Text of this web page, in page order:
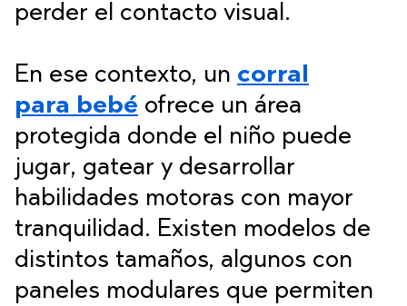
perder el contacto visual.
En ese contexto, un corral
para bebé ofrece un área
protegida donde el niño puede
jugar, gatear y desarrollar
habilidades motoras con mayor
tranquilidad. Existen modelos de
distintos tamaños, algunos con
paneles modulares que permiten